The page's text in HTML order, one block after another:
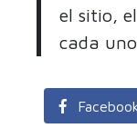
el sitio,
cada